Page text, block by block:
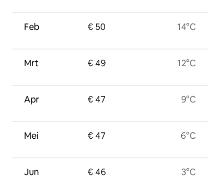
Feb
Mrt
Apr
Mei
Jun
€ 50
€ 49
€ 47
€ 47
€ 46
14°C
12°C
9°C
6°C
3°C